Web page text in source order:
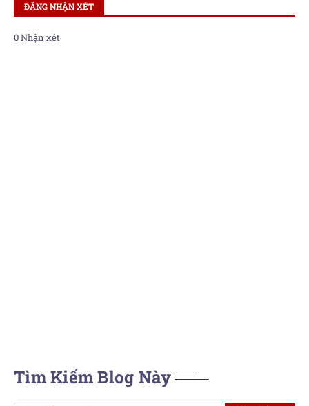
ĐĂNG NHẬN XÉT
0 Nhận xét
Tìm Kiếm Blog Này